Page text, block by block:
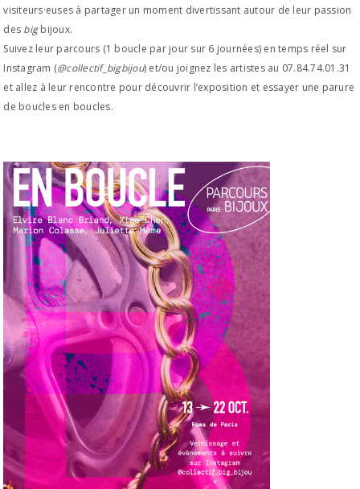
visiteurs·euses à partager un moment divertissant autour de leur passion
des bigbijoux.
Suivez leur parcours (1 boucle par jour sur 6 journées) en temps réel sur
Instagram (@collectif_bigbijou) et/ou joignez les artistes au 07.84.74.01.31
et allez à leur rencontre pour découvrir l’exposition et essayer une parure
de boucles en boucles.